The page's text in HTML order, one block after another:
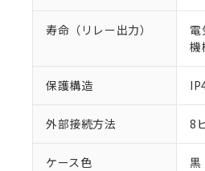
寿命（リレー出力）
機
保護構造
外部接続方法 8
ケース色 黒